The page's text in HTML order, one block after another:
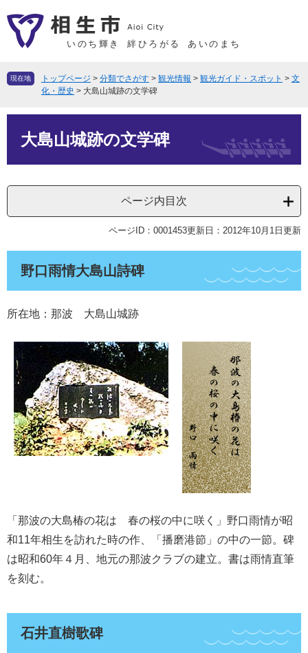
ー
先
ニ
を
へ
いのち輝き 絆ひろがる あいのまち
現在地 トップページ > 分類でさがす > 観光情報 > 観光ガイド・スポット > 文
化・歴史 > 大島山城跡の文学碑
大島山城跡の文学碑
ページ内目次
ページID：0001453更新日：2012年10月1日更新
野口雨情大島山詩碑
所在地：那波 大島山城跡
「那波の大島椿の花は 春の桜の中に咲く」野口雨情が昭
和11年相生を訪れた時の作、「播磨港節」の中の一節。碑
は昭和60年４月、地元の那波クラブの建立。書は雨情直筆
を刻む。
石井直樹歌碑